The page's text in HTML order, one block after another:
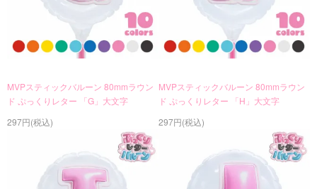
MVPスティックバルーン 80mmラウン
ド ぷっくりレター 「G」大文字
297円(税込)
MVPスティックバルーン 80mmラウン
ド ぷっくりレター 「H」大文字
297円(税込)